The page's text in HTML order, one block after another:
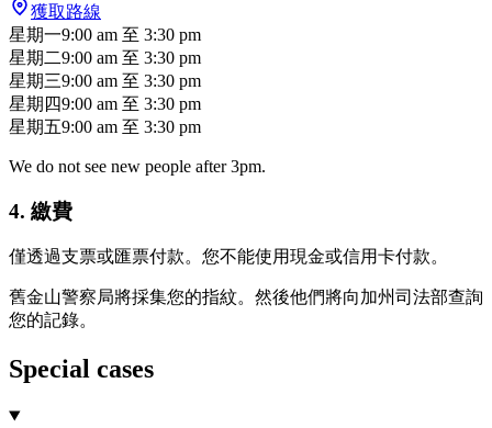
獲取路線
星期一9:00 am 至 3:30 pm
星期二9:00 am 至 3:30 pm
星期三9:00 am 至 3:30 pm
星期四9:00 am 至 3:30 pm
星期五9:00 am 至 3:30 pm
We do not see new people after 3pm.
4. 繳費
僅透過支票或匯票付款。您不能使用現金或信用卡付款。
舊金山警察局將採集您的指紋。然後他們將向加州司法部查詢
您的記錄。
Special cases